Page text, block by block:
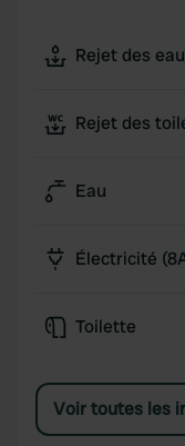
Rejet des
Rejet des
Eau
Électricité
Toilette
Voir toutes les